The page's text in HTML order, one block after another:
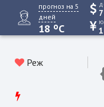
прогноз на 5
дней
18 oC
Реж